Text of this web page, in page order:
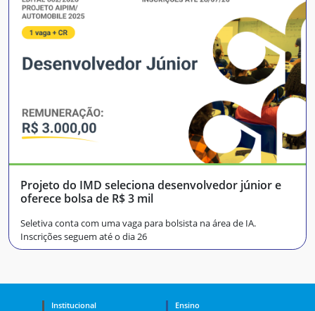
Projeto do IMD seleciona desenvolvedor júnior e
oferece bolsa de R$ 3 mil
Seletiva conta com uma vaga para bolsista na área de IA.
Inscrições seguem até o dia 26
Institucional
Ensino